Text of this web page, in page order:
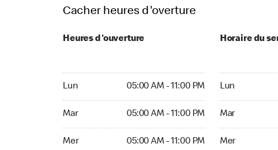
Cacher heures d'overture
Heures d'ouverture
Lun 05:00 AM - 11:00 PM
Mar 05:00 AM - 11:00 PM
Mer 05:00 AM - 11:00 PM
Horaire du
Lun
Mar
Mer